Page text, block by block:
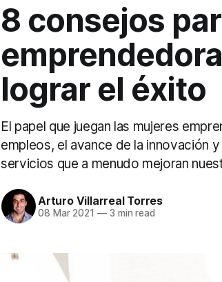
8 consejos
lograr el éxito
El papel que juegan las mujeres
empleos, el avance de la innovación
servicios que a menudo mejoran
Arturo Villarreal Torres
08 Mar 2021 —3 min read